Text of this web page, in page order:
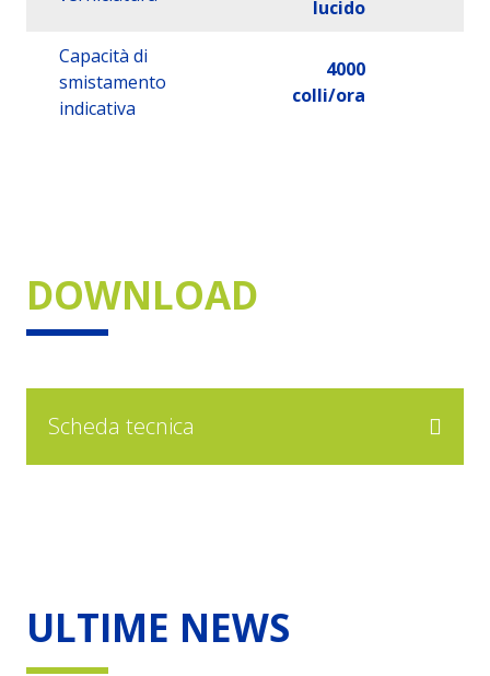
lucido
Capacità di
smistamento
indicativa
4000
colli/ora
DOWNLOAD
Scheda tecnica
ULTIME NEWS